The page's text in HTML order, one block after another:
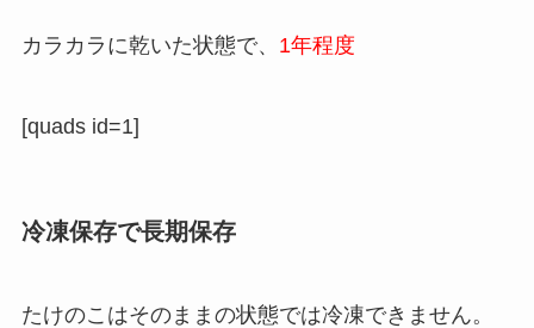
カラカラに乾いた状態で、 1年程度
[quads id=1]
冷凍保存で長期保存
たけのこはそのままの状態では冷凍できません。